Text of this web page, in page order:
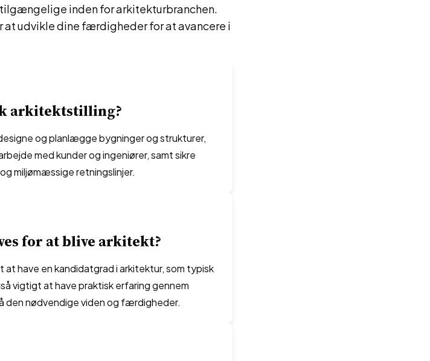
inden for arkitekturbranchen.
udvikle dine færdigheder for at avancere i
arkitektstilling?
og planlægge bygninger og strukturer,
med kunder og ingeniører, samt sikre
miljømæssige retningslinjer.
for at blive arkitekt?
have en kandidatgrad i arkitektur, som typisk
vigtigt at have praktisk erfaring gennem
den nødvendige viden og færdigheder.